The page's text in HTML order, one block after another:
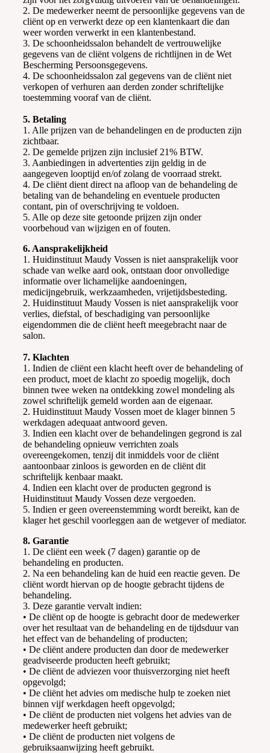
2. De medewerker neemt de persoonlijke gegevens van de
cliënt op en verwerkt deze op een klantenkaart die dan
weer worden verwerkt in een klantenbestand.
3. De schoonheidssalon behandelt de vertrouwelijke
gegevens van de cliënt volgens de richtlijnen in de Wet
Bescherming Persoonsgegevens.
4. De schoonheidssalon zal gegevens van de cliënt niet
verkopen of verhuren aan derden zonder schriftelijke
toestemming vooraf van de cliënt.
5. Betaling
1. Alle prijzen van de behandelingen en de producten zijn
zichtbaar.
2. De gemelde prijzen zijn inclusief 21% BTW.
3. Aanbiedingen in advertenties zijn geldig in de
aangegeven looptijd en/of zolang de voorraad strekt.
4. De cliënt dient direct na afloop van de behandeling de
betaling van de behandeling en eventuele producten
contant, pin of overschrijving te voldoen.
5. Alle op deze site getoonde prijzen zijn onder
voorbehoud van wijzigen en of fouten.
6. Aansprakelijkheid
1. Huidinstituut Maudy Vossen is niet aansprakelijk voor
schade van welke aard ook, ontstaan door onvolledige
informatie over lichamelijke aandoeningen,
medicijngebruik, werkzaamheden, vrijetijdsbesteding.
2. Huidinstituut Maudy Vossen is niet aansprakelijk voor
verlies, diefstal, of beschadiging van persoonlijke
eigendommen die de cliënt heeft meegebracht naar de
salon.
7. Klachten
1. Indien de cliënt een klacht heeft over de behandeling of
een product, moet de klacht zo spoedig mogelijk, doch
binnen twee weken na ontdekking zowel mondeling als
zowel schriftelijk gemeld worden aan de eigenaar.
2. Huidinstituut Maudy Vossen moet de klager binnen 5
werkdagen adequaat antwoord geven.
3. Indien een klacht over de behandelingen gegrond is zal
de behandeling opnieuw verrichten zoals
overeengekomen, tenzij dit inmiddels voor de cliënt
aantoonbaar zinloos is geworden en de cliënt dit
schriftelijk kenbaar maakt.
4. Indien een klacht over de producten gegrond is
Huidinstituut Maudy Vossen deze vergoeden.
5. Indien er geen overeenstemming wordt bereikt, kan de
klager het geschil voorleggen aan de wetgever of mediator.
8. Garantie
1. De cliënt een week (7 dagen) garantie op de
behandeling en producten.
2. Na een behandeling kan de huid een reactie geven. De
cliënt wordt hiervan op de hoogte gebracht tijdens de
behandeling.
3. Deze garantie vervalt indien:
• De cliënt op de hoogte is gebracht door de medewerker
over het resultaat van de behandeling en de tijdsduur van
het effect van de behandeling of producten;
• De cliënt andere producten dan door de medewerker
geadviseerde producten heeft gebruikt;
• De cliënt de adviezen voor thuisverzorging niet heeft
opgevolgd;
• De cliënt het advies om medische hulp te zoeken niet
binnen vijf werkdagen heeft opgevolgd;
• De cliënt de producten niet volgens het advies van de
medewerker heeft gebruikt;
• De cliënt de producten niet volgens de
gebruiksaanwijzing heeft gebruikt.